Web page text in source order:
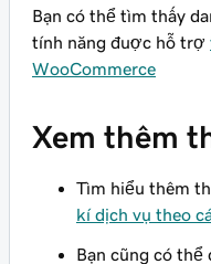
Bạn có thể tìm thấy
tính năng được hỗ trợ
WooCommerce
Xem thêm
Tìm hiểu thêm
kí dịch vụ theo
Bạn cũng có thể